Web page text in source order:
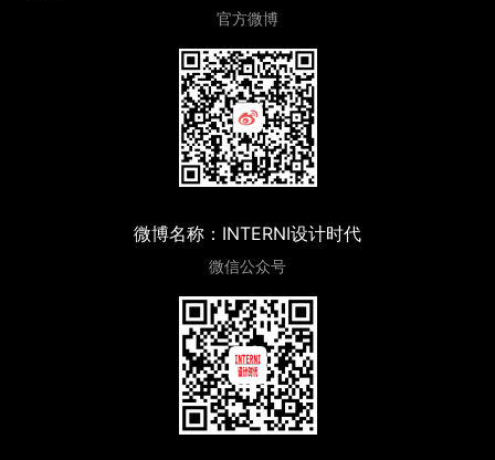
官方微博
微博名称：INTERNI设计时代
微信公众号